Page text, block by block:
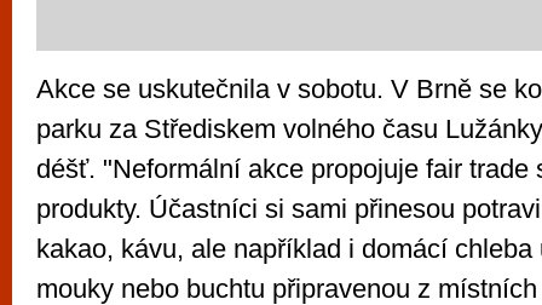
Akce se uskutečnila v sobotu. V Brně se
parku za Střediskem volného času
déšť. "Neformální akce propojuje fair trade
produkty. Účastníci si sami přinesou
kakao, kávu, ale například i domácí
mouky nebo buchtu připravenou z